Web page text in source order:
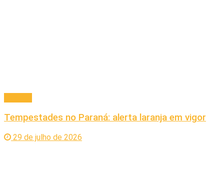
Tempestades no Paraná: alerta laranja em vigor
29 de julho de 2026